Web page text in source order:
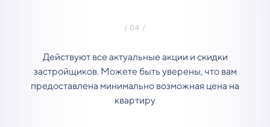
Действуют все актуальные акции и скидки
застройщиков. Можете быть уверены, что вам
предоставлена минимально возможная цена на
квартиру